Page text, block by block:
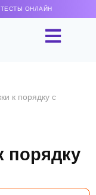
ТЕСТЫ ОНЛАЙН
к порядку с
порядку